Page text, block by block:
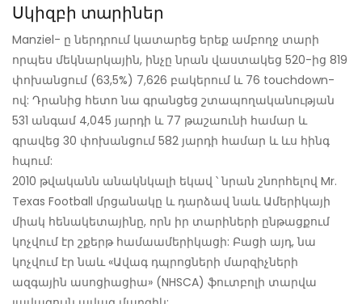
Սկիզբի տարիներ
Manziel- ը ներդրում կատարեց երեք ամբողջ տարի
որպես մեկնարկային, ինչը նրան վաստակեց 520-ից 819
փոխանցում (63,5%) 7,626 բակերում և 76 touchdown-
ով: Դրանից հետո նա գրանցեց շտապողականության
531 անգամ 4,045 յարդի և 77 թաշաունի համար և
գրավեց 30 փոխանցում 582 յարդի համար և ևս հինգ
հպում:
2010 թվականն անակնկալի եկավ ՝ նրան շնորհելով Mr.
Texas Football մրցանակը և դարձավ նաև Ամերիկայի
միակ հենակետայինը, որն իր տարիների ընթացքում
կոչվում էր շքերթ համաամերիկացի: Բացի այդ, նա
կոչվում էր նաև «Ավագ դպրոցների մարզիչների
ազգային ասոցիացիա» (NHSCA) ֆուտբոլի տարվա